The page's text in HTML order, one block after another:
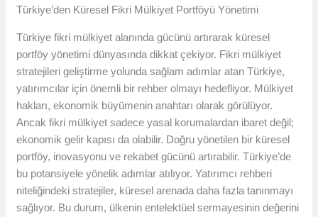
Türkiye’den Küresel Fikri Mülkiyet Portföyü Yönetimi
Türkiye fikri mülkiyet alanında gücünü artırarak küresel
portföy yönetimi dünyasında dikkat çekiyor. Fikri mülkiyet
stratejileri geliştirme yolunda sağlam adımlar atan Türkiye,
yatırımcılar için önemli bir rehber olmayı hedefliyor. Mülkiyet
hakları, ekonomik büyümenin anahtarı olarak görülüyor.
Ancak fikri mülkiyet sadece yasal korumalardan ibaret değil;
ekonomik gelir kapısı da olabilir. Doğru yönetilen bir küresel
portföy, inovasyonu ve rekabet gücünü artırabilir. Türkiye’de
bu potansiyele yönelik adımlar atılıyor. Yatırımcı rehberi
niteliğindeki stratejiler, küresel arenada daha fazla tanınmayı
sağlıyor. Bu durum, ülkenin entelektüel sermayesinin değerini